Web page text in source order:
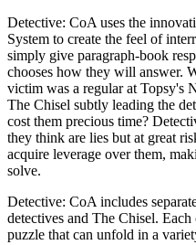
Detective: CoA uses the
System to create the feel of
simply give paragraph-book
chooses how they will answer.
victim was a regular at Topsy's
The Chisel subtly leading the
cost them precious time?
they think are lies but at great
acquire leverage over them,
solve.
Detective: CoA includes
detectives and The Chisel.
puzzle that can unfold in a